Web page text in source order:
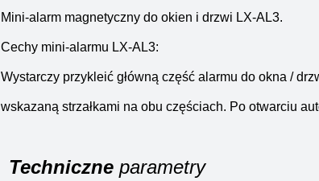
Mini-alarm magnetyczny do okien i drzwi LX-AL3.
Cechy mini-alarmu LX-AL3:
Wystarczy przykleić główną część alarmu do okna /
wskazaną strzałkami na obu częściach. Po otwarciu
Techniczneparametry